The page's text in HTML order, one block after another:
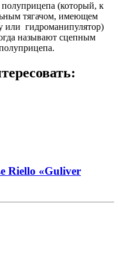
(который, к
тягачом, имеющем
или гидроманипулятор)
называют сцепным
Riello «Guliver